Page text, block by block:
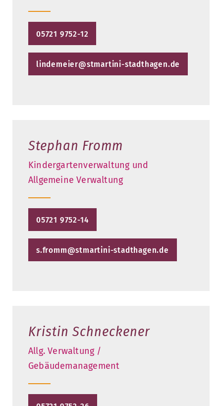
05721 9752-12
lindemeier@stmartini-stadthagen.de
Stephan Fromm
Kindergartenverwaltung und
Allgemeine Verwaltung
05721 9752-14
s.fromm@stmartini-stadthagen.de
Kristin Schneckener
Allg. Verwaltung /
Gebäudemanagement